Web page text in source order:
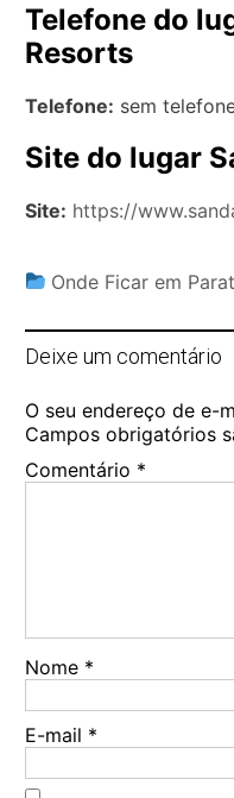
Telefone do
Resorts
Telefone: sem
Site do lugar
Site: https://
Onde Ficar em
Deixe um comentário
O seu endereço de e-
Campos obrigatórios
Comentário *
Nome *
E-mail *